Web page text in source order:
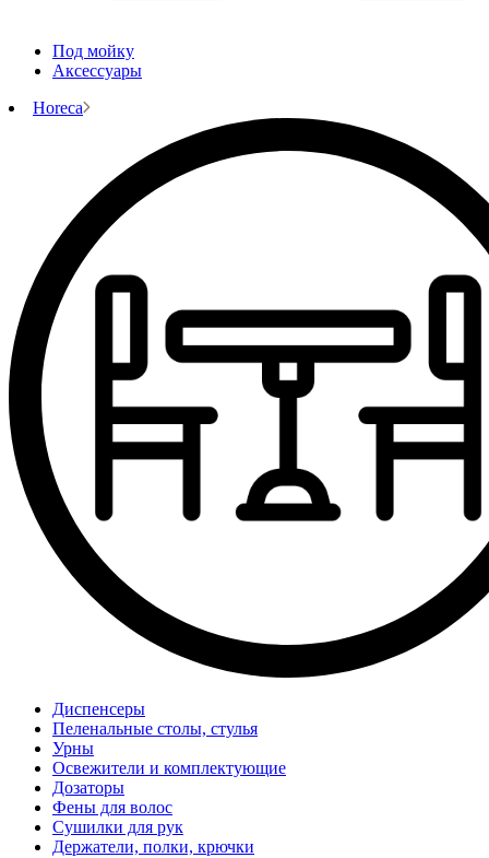
Под мойку
Аксессуары
Horeca
Диспенсеры
Пеленальные столы, стулья
Урны
Освежители и комплектующие
Дозаторы
Фены для волос
Сушилки для рук
Держатели, полки, крючки